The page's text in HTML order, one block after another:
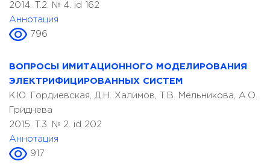
2014. T.2. № 4. id 162
Аннотация
796
ВОПРОСЫ ИМИТАЦИОННОГО МОДЕЛИРОВАНИЯ
ЭЛЕКТРИФИЦИРОВАННЫХ СИСТЕМ
К.Ю. Гордиевская, Д.Н. Халимов, Т.В. Мельникова, А.О.
Гриднева
2015. T.3. № 2. id 202
Аннотация
917